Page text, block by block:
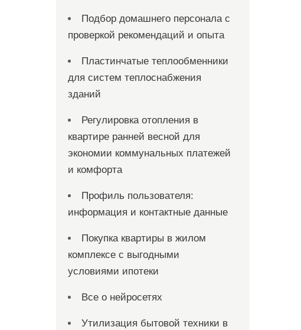
Подбор домашнего персонала с
проверкой рекомендаций и опыта
Пластинчатые теплообменники
для систем теплоснабжения
зданий
Регулировка отопления в
квартире ранней весной для
экономии коммунальных платежей
и комфорта
Профиль пользователя:
информация и контактные данные
Покупка квартиры в жилом
комплексе с выгодными
условиями ипотеки
Все о нейросетях
Утилизация бытовой техники в